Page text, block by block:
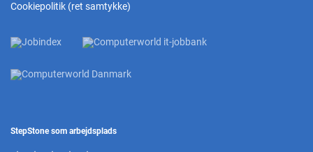
Cookiepolitik (ret samtykke)
StepStone som arbejdsplads